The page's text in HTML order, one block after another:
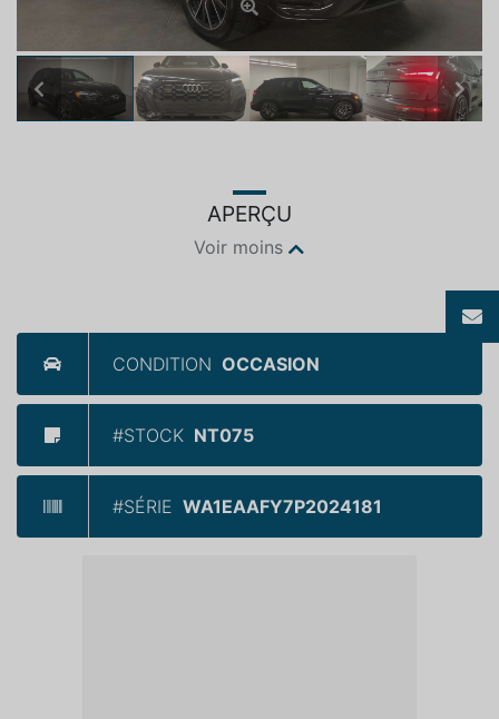
Previous Next
APERÇU
Voir moins
CONDITION OCCASION
#STOCK NT075
#SÉRIE WA1EAAFY7P2024181